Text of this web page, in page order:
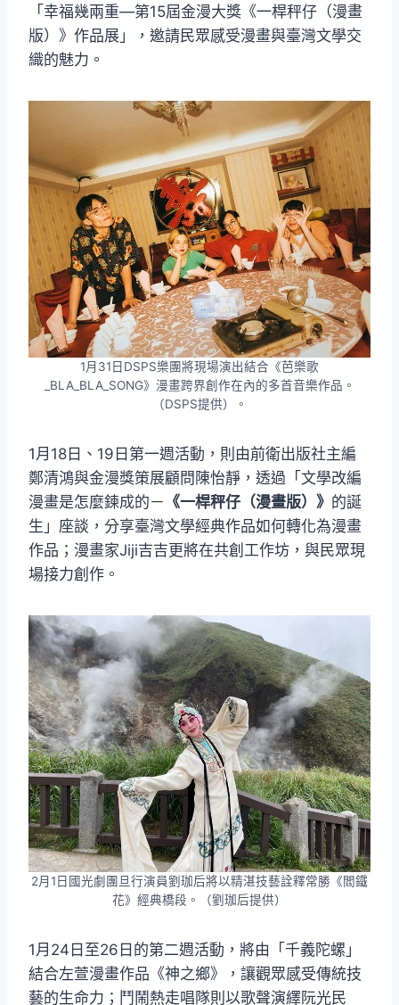
「幸福幾兩重—第15屆金漫大獎《一桿秤仔（漫畫
版）》作品展」，邀請民眾感受漫畫與臺灣文學交
織的魅力。
1月31日DSPS樂團將現場演出結合《芭樂歌
_BLA_BLA_SONG》漫畫跨界創作在內的多首音樂作品。
（DSPS提供）。
1月18日、19日第一週活動，則由前衛出版社主編
鄭清鴻與金漫獎策展顧問陳怡靜，透過「文學改編
漫畫是怎麼鍊成的－ 《一桿秤仔（漫畫版）》 的誕
生」座談，分享臺灣文學經典作品如何轉化為漫畫
作品；漫畫家Jiji吉吉更將在共創工作坊，與民眾現
場接力創作。
2月1日國光劇團旦行演員劉珈后將以精湛技藝詮釋常勝《閻鐵
花》經典橋段。（劉珈后提供）
1月24日至26日的第二週活動，將由「千義陀螺」
結合左萱漫畫作品《神之鄉》，讓觀眾感受傳統技
藝的生命力；鬥鬧熱走唱隊則以歌聲演繹阮光民